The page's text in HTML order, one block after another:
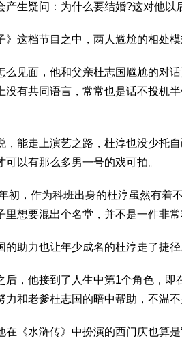
产生疑问：为什么要结婚?这对他以
档节目之中，两人尴尬的相处模
见面，他和父亲杜志国尴尬的对话
没有共同语言，常常也是话不投机
能走上演艺之路，杜淳也没少托自
可以有那么多男一号的戏可拍。
，作为科班出身的杜淳虽然有着
里想要混出个名堂，并不是一件非常
助力也让年少成名的杜淳走了捷径
，他接到了人生中第1个角色，即
力和老爹杜志国的暗中帮助，不温
水浒传》中扮演的西门庆也算是“